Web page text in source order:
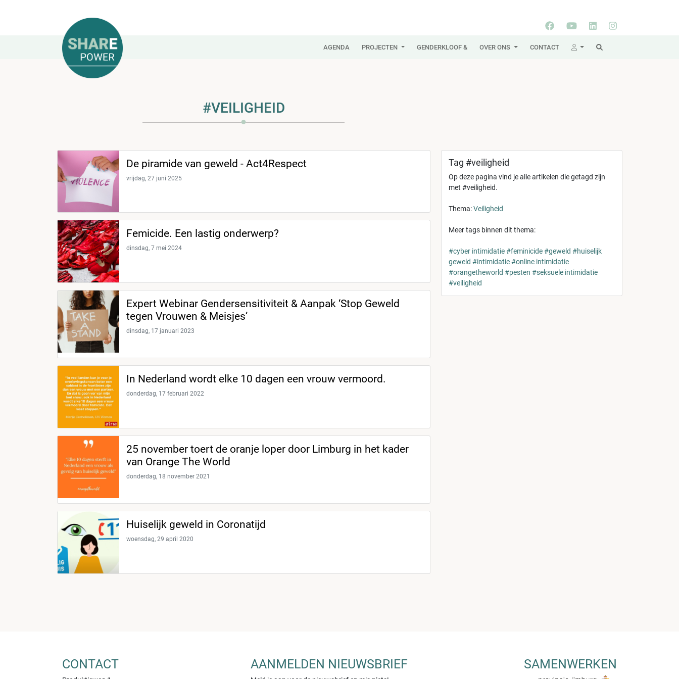
AGENDA PROJECTEN GENDERKLOOF & OVER ONS CONTACT
#VEILIGHEID
De piramide van geweld - Act4Respect
vrijdag, 27 juni 2025
Femicide. Een lastig onderwerp?
dinsdag, 7 mei 2024
Expert Webinar Gendersensitiviteit & Aanpak ‘Stop Geweld
tegen Vrouwen & Meisjes’
dinsdag, 17 januari 2023
In Nederland wordt elke 10 dagen een vrouw vermoord.
donderdag, 17 februari 2022
25 november toert de oranje loper door Limburg in het kader
van Orange The World
donderdag, 18 november 2021
Huiselijk geweld in Coronatijd
woensdag, 29 april 2020
Tag #veiligheid
Op deze pagina vind je alle artikelen die getagd zijn
met #veiligheid.
Thema:Veiligheid
Meer tags binnen dit thema:
#cyber intimidatie #feminicide #geweld #huiselijk
geweld #intimidatie #online intimidatie
#orangetheworld #pesten #seksuele intimidatie
#veiligheid
CONTACT AANMELDEN NIEUWSBRIEF SAMENWERKEN